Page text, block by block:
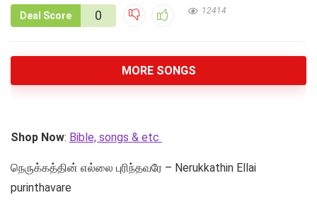
Deal Score 0 12414
MORE SONGS
Shop Now: Bible, songs & etc
நெருக்கத்தின் எல்லை புரிந்தவரே – Nerukkathin Ellai
purinthavare